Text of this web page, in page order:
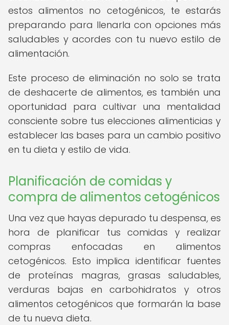
estos alimentos no cetogénicos, te estarás
preparando para llenarla con opciones más
saludables y acordes con tu nuevo estilo de
alimentación.
Este proceso de eliminación no solo se trata
de deshacerte de alimentos, es también una
oportunidad para cultivar una mentalidad
consciente sobre tus elecciones alimenticias y
establecer las bases para un cambio positivo
en tu dieta y estilo de vida.
Planificación de comidas y
compra de alimentos cetogénicos
Una vez que hayas depurado tu despensa, es
hora de planificar tus comidas y realizar
compras enfocadas en alimentos
cetogénicos. Esto implica identificar fuentes
de proteínas magras, grasas saludables,
verduras bajas en carbohidratos y otros
alimentos cetogénicos que formarán la base
de tu nueva dieta.